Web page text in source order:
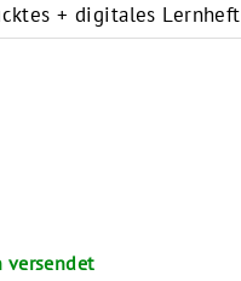
+ digitales Lernheft
versendet